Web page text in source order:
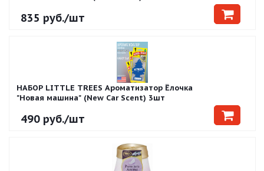
835 руб./шт
НАБОР LITTLE TREES Ароматизатор Ёлочка
"Новая машина" (New Car Scent) 3шт
490 руб./шт